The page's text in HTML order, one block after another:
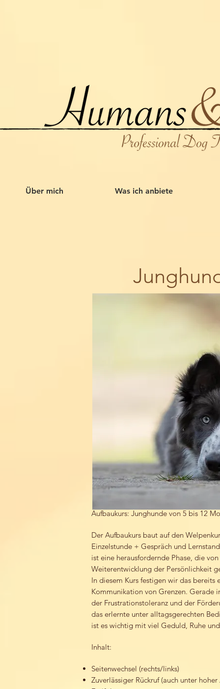
Über mich Was ich anbiete
Aufbaukurs: Junghunde von 5 bis 12
Der Aufbaukurs baut auf den
Einzelstunde + Gespräch und
ist eine herausfordernde Phase, die
Weiterentwicklung der Persönlichkeit
In diesem Kurs festigen wir das
Kommunikation von Grenzen. Gerade
der Frustrationstoleranz und der
das erlernte unter alltagsgerechten
ist es wichtig mit viel Geduld, Ruhe
Inhalt:
Seitenwechsel (rechts/links)
Zuverlässiger Rückruf (auch unter